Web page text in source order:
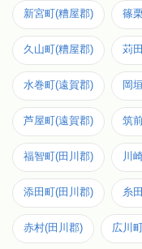
新宮町(糟屋郡) 篠
久山町(糟屋郡) 苅
水巻町(遠賀郡) 岡
芦屋町(遠賀郡) 筑
福智町(田川郡) 川
添田町(田川郡) 糸
赤村(田川郡) 広川